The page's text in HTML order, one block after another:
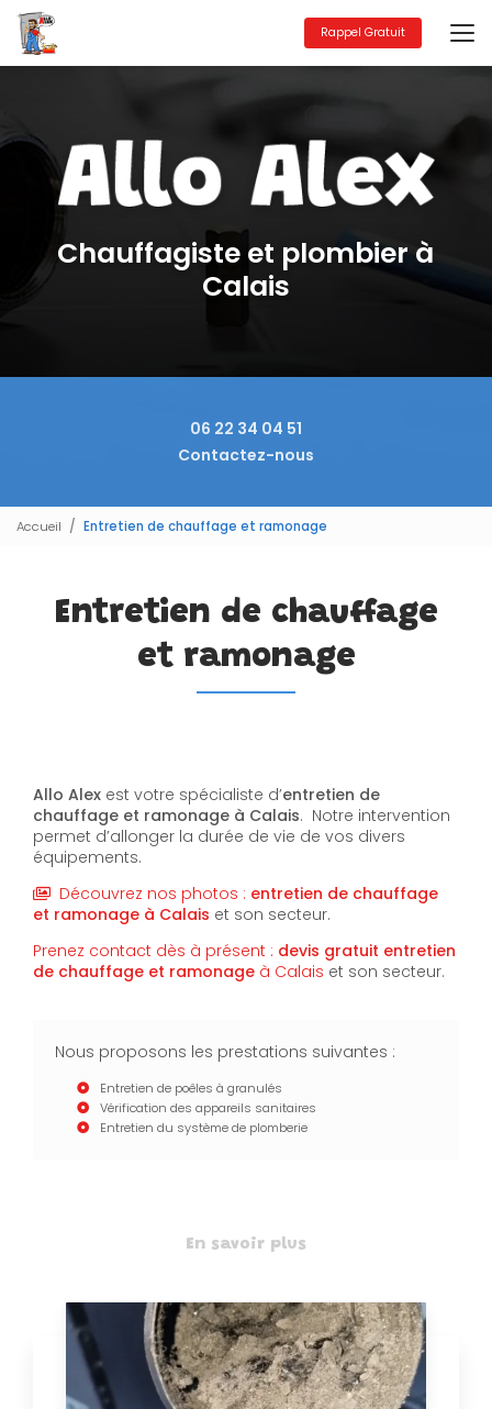
Aller
au
contenu
principal
Rappel Gratuit
Chauffagiste et plombier à
Calais
06 22 34 04 51
Contactez-nous
Accueil Entretien de chauffage et ramonage
Entretien de chauffage
et ramonage
Allo Alex est votre spécialiste d’entretien de
chauffage et ramonage à Calais. Notre intervention
permet d’allonger la durée de vie de vos divers
équipements.
Découvrez nos photos : entretien de chauffage
et ramonage à Calais et son secteur.
Prenez contact dès à présent : devis gratuit entretien
de chauffage et ramonage à Calais et son secteur.
Nous proposons les prestations suivantes :
Entretien de poêles à granulés
Vérification des appareils sanitaires
Entretien du système de plomberie
En savoir plus